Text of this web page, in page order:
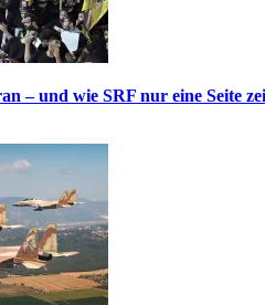
– und wie SRF nur eine Seite